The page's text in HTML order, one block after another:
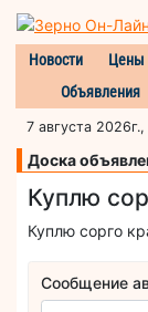
Новости Цены
Объявления
7 августа
Доска
Куплю
Куплю сорго
Сообщение